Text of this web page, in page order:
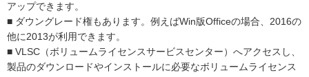
アップできます。
■ ダウングレード権もあります。例えばWin版Officeの場合、2016の
他に2013が利用できます。
■ VLSC（ボリュームライセンスサービスセンター）へアクセスし、
製品のダウンロードやインストールに必要なボリュームライセンス